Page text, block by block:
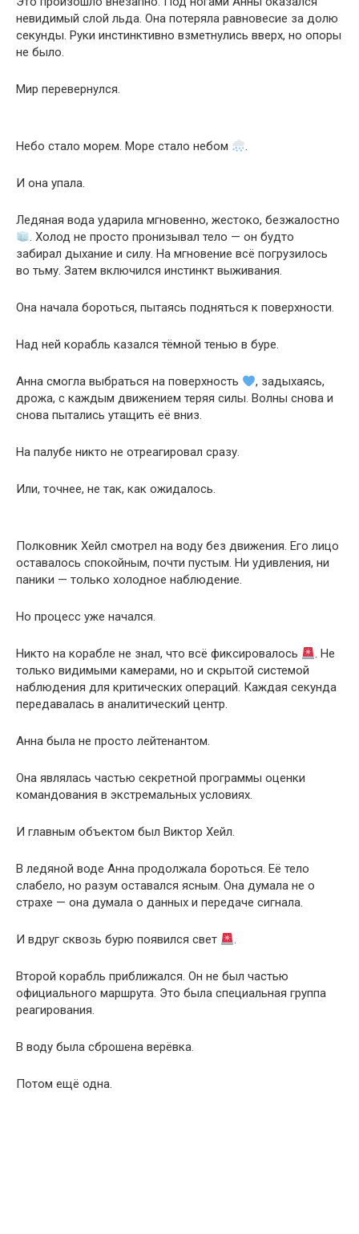
невидимый слой льда. Она потеряла равновесие за долю
секунды. Руки инстинктивно взметнулись вверх, но опоры
не было.
Мир перевернулся.
Небо стало морем. Море стало небом .
И она упала.
Ледяная вода ударила мгновенно, жестоко, безжалостно
. Холод не просто пронизывал тело — он будто
забирал дыхание и силу. На мгновение всё погрузилось
во тьму. Затем включился инстинкт выживания.
Она начала бороться, пытаясь подняться к поверхности.
Над ней корабль казался тёмной тенью в буре.
Анна смогла выбраться на поверхность
, задыхаясь,
дрожа, с каждым движением теряя силы. Волны снова и
снова пытались утащить её вниз.
На палубе никто не отреагировал сразу.
Или, точнее, не так, как ожидалось.
Полковник Хейл смотрел на воду без движения. Его лицо
оставалось спокойным, почти пустым. Ни удивления, ни
паники — только холодное наблюдение.
Но процесс уже начался.
Никто на корабле не знал, что всё фиксировалось
. Не
только видимыми камерами, но и скрытой системой
наблюдения для критических операций. Каждая секунда
передавалась в аналитический центр.
Анна была не просто лейтенантом.
Она являлась частью секретной программы оценки
командования в экстремальных условиях.
И главным объектом был Виктор Хейл.
В ледяной воде Анна продолжала бороться. Её тело
слабело, но разум оставался ясным. Она думала не о
страхе — она думала о данных и передаче сигнала.
И вдруг сквозь бурю появился свет .
Второй корабль приближался. Он не был частью
официального маршрута. Это была специальная группа
реагирования.
В воду была сброшена верёвка.
Потом ещё одна.